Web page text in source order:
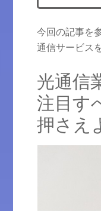
今回の記事を
通信サービス
光通信
注目す
押さえ